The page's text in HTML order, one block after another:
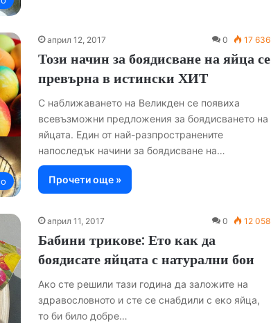
април 12, 2017 0 17 636
Този начин за боядисване на яйца се
превърна в истински ХИТ
С наближаването на Великден се появиха
всевъзможни предложения за боядисването на
яйцата. Един от най-разпространените
напоследък начини за боядисване на…
Прочети още »
април 11, 2017 0 12 058
Бабини трикове: Ето как да
боядисате яйцата с натурални бои
Ако сте решили тази година да заложите на
здравословното и сте се снабдили с еко яйца,
то би било добре…